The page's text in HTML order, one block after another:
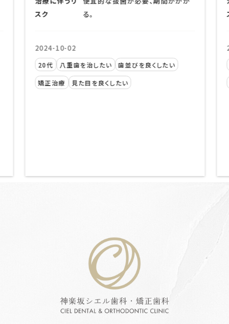
スク
る。
2024-10-02
20代 八重歯を治したい 歯並びを良くしたい
矯正治療 見た目を良くしたい